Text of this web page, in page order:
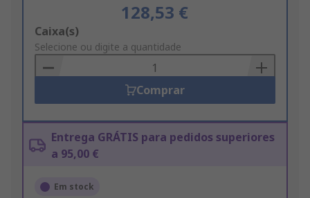
128,53 €
Add
to
Basket
Caixa(s)
Selecione ou digite a quantidade
Comprar
Entrega GRÁTIS para pedidos superiores
a 95,00 €
Em stock